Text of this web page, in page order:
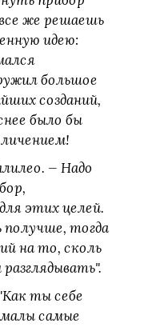
же решаешь
идею:
большое
созданий,
было бы
— Надо
этих целей.
получше, тогда
на то, сколь
ты себе
самые